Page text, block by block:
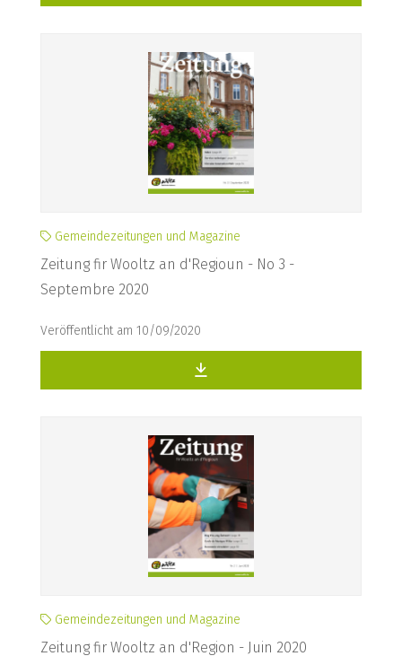
Gemeindezeitungen und Magazine
Zeitung fir Wooltz an d'Regioun - No 3 -
Septembre 2020
Veröffentlicht am 10/09/2020
Gemeindezeitungen und Magazine
Zeitung fir Wooltz an d'Region - Juin 2020